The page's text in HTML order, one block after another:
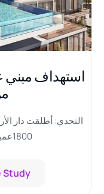
استهداف مبني
التحدي: أطلقت دار
1800عميل محتمل، لكنها واجهت...
Study